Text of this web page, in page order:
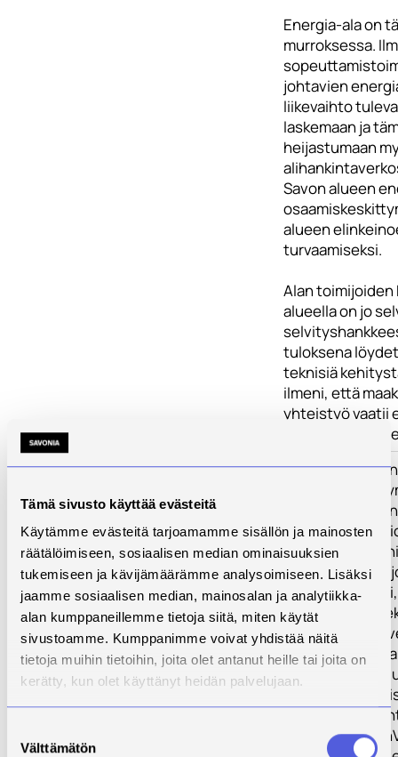
Tämä sivusto käyttää evästeitä
Käytämme evästeitä tarjoamamme sisällön ja mainosten
räätälöimiseen, sosiaalisen median ominaisuuksien
tukemiseen ja kävijämäärämme analysoimiseen. Lisäksi
jaamme sosiaalisen median, mainosalan ja analytiikka-
alan kumppaneillemme tietoja siitä, miten käytät
sivustoamme. Kumppanimme voivat yhdistää näitä
tietoja muihin tietoihin, joita olet antanut heille tai joita on
kerätty, kun olet käyttänyt heidän palvelujaan.
valinta
Välttämätön
Energia-ala on
murroksessa.
johtavien
liikevaihto
laskemaan ja
heijastumaan
Savon alueen
alueen
turvaamiseksi.
Alan
alueella on jo
tuloksena
teknisiä
ilmeni, että
yhteistyö vaatii
ja
Toimenpiteet
jaettu
Osio 1:
toiminnan
kehittäminen ja
WP1
kehittäminen
kansainvälinen
WP2 Energian
(myös raskaan)
käytön
(alueellisista
WP3